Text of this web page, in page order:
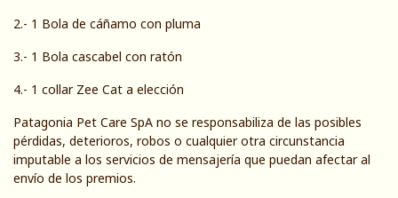
2.- 1 Bola de cáñamo con pluma
3.- 1 Bola cascabel con ratón
4.- 1 collar Zee Cat a elección
Patagonia Pet Care SpA no se responsabiliza de las posibles
pérdidas, deterioros, robos o cualquier otra circunstancia
imputable a los servicios de mensajería que puedan afectar al
envío de los premios.